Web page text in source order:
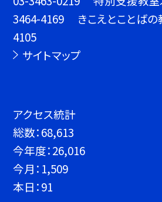
3464-4169 きこえとことばの
4105
サイトマップ
アクセス統計
総数：68,613
今年度：26,016
今月： 1,509
本日：91